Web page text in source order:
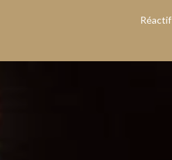
Réactif